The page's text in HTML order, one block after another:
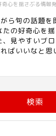
奇心を揺さぶる情報
ら旬の話題を
の好奇心を
見やすいブ
ばいいなと思
検索